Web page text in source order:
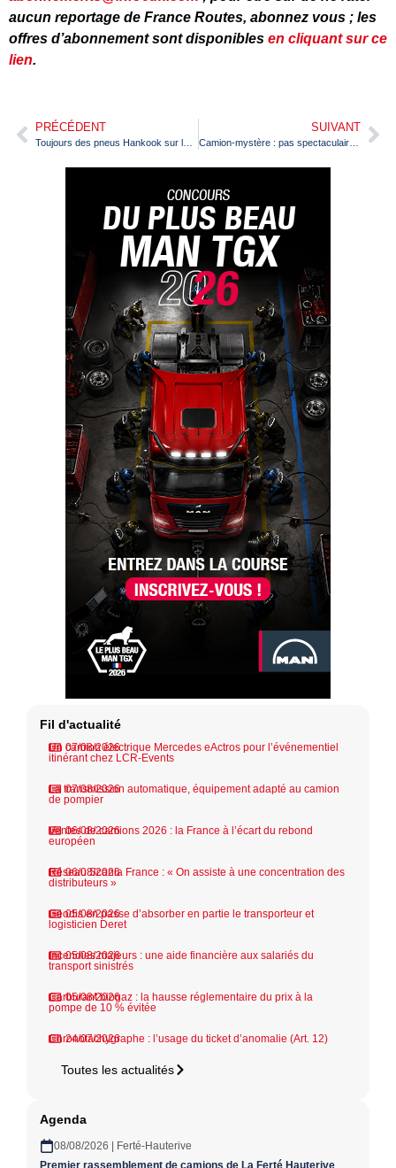
aucun reportage de France Routes, abonnez vous ; les
offres d’abonnement sont disponibles en cliquant sur ce
lien.
PRÉCÉDENT SUIVANT
Camion-mystère : pas spectaculaire mais très intrigant (suite et fin)
Fil d'actualité
07/08/2026
Un camion électrique Mercedes eActros pour l’événementiel
itinérant chez LCR-Events
07/08/2026
La transmission automatique, équipement adapté au camion
de pompier
06/08/2026
Ventes de camions 2026 : la France à l’écart du rebond
européen
06/08/2026
Réseau Scania France : « On assiste à une concentration des
distributeurs »
05/08/2026
Geodis en passe d’absorber en partie le transporteur et
logisticien Deret
05/08/2026
Incendies majeurs : une aide financière aux salariés du
transport sinistrés
05/08/2026
Carburant biogaz : la hausse réglementaire du prix à la
pompe de 10 % évitée
24/07/2026
Chronotachygraphe : l’usage du ticket d’anomalie (Art. 12)
Toutes les actualités
Agenda
08/08/2026 | Ferté-Hauterive
Premier rassemblement de camions de La Ferté Hauterive